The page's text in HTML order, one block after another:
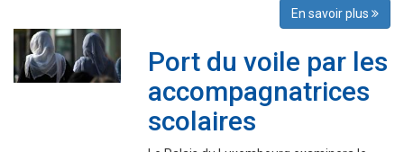
En savoir plus
Port du voile par les
accompagnatrices
scolaires